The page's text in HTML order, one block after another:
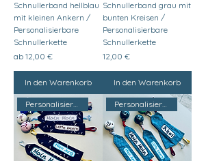
Schnullerband hellblau
mit kleinen Ankern /
Personalisierbare
Schnullerkette
ab 12,00 €
Sale-Preis
In den Warenkorb
Schnullerband grau mit
bunten Kreisen /
Personalisierbare
Schnullerkette
Preis
12,00 €
In den Warenkorb